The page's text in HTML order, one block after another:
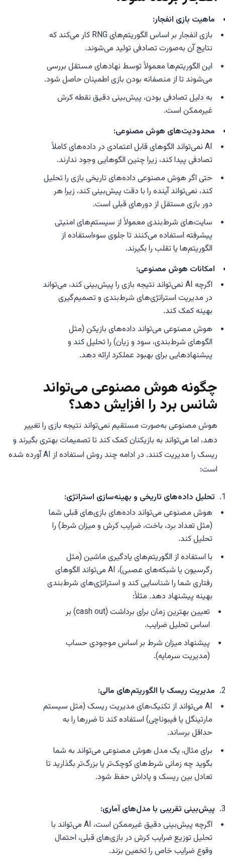
ماهیت بازی انفجار:
بازی انفجار بر اساس الگوریتم‌های RNG کار می‌کند که
نتایج آن به‌صورت تصادفی تولید می‌شوند.
این الگوریتم‌ها معمولاً توسط نهادهای مستقل بررسی
می‌شوند تا از منصفانه بودن بازی اطمینان حاصل شود.
به دلیل تصادفی بودن، پیش‌بینی دقیق نقطه کرش
غیرممکن است.
محدودیت‌های هوش مصنوعی:
AI نمی‌تواند الگوهای قابل اعتمادی در داده‌های کاملاً
تصادفی پیدا کند، زیرا چنین الگوهایی وجود ندارند.
حتی اگر هوش مصنوعی داده‌های تاریخی بازی را تحلیل
کند، نمی‌تواند آینده را با دقت پیش‌بینی کند، زیرا هر
دور بازی مستقل از دورهای قبلی است.
سایت‌های شرط‌بندی معمولاً از سیستم‌های امنیتی
پیشرفته استفاده می‌کنند تا جلوی سوءاستفاده از
الگوریتم‌ها یا تقلب را بگیرند.
امکانات هوش مصنوعی:
اگرچه AI نمی‌تواند نتیجه بازی را پیش‌بینی کند، می‌تواند
در مدیریت استراتژی‌های شرط‌بندی و تصمیم‌گیری
بهینه کمک کند.
هوش مصنوعی می‌تواند داده‌های بازیکن (مثل
الگوهای شرط‌بندی، سود و زیان) را تحلیل کند و
پیشنهادهایی برای بهبود عملکرد ارائه دهد.
چگونه هوش مصنوعی می‌تواند
شانس برد را افزایش دهد؟
هوش مصنوعی به‌صورت مستقیم نمی‌تواند نتیجه بازی را تغییر
دهد، اما می‌تواند به بازیکنان کمک کند تا تصمیمات بهتری بگیرند و
ریسک را مدیریت کنند. در ادامه چند روش استفاده از AI آورده شده
است:
تحلیل داده‌های تاریخی و بهینه‌سازی استراتژی:
هوش مصنوعی می‌تواند داده‌های بازی‌های قبلی شما
(مثل تعداد برد، باخت، ضرایب کرش و میزان شرط) را
تحلیل کند.
با استفاده از الگوریتم‌های یادگیری ماشین (مثل
رگرسیون یا شبکه‌های عصبی)، AI می‌تواند الگوهای
رفتاری شما را شناسایی کند و استراتژی‌های شرط‌بندی
بهینه پیشنهاد دهد. مثلاً:
تعیین بهترین زمان برای برداشت (cash out) بر
اساس تحلیل ضرایب.
پیشنهاد میزان شرط بر اساس موجودی حساب
(مدیریت سرمایه).
مدیریت ریسک با الگوریتم‌های مالی:
AI می‌تواند از تکنیک‌های مدیریت ریسک (مثل سیستم
مارتینگل یا فیبوناچی) استفاده کند تا ضررها را به
حداقل برساند.
برای مثال، یک مدل هوش مصنوعی می‌تواند به شما
بگوید چه زمانی شرط‌های کوچک‌تر یا بزرگ‌تر بگذارید تا
تعادل بین ریسک و پاداش حفظ شود.
پیش‌بینی تقریبی با مدل‌های آماری:
اگرچه پیش‌بینی دقیق غیرممکن است، AI می‌تواند با
تحلیل توزیع ضرایب کرش در بازی‌های قبلی، احتمال
وقوع ضرایب خاص را تخمین بزند.